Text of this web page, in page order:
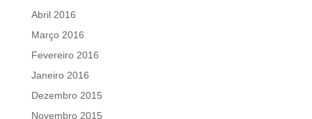
Abril 2016
Março 2016
Fevereiro 2016
Janeiro 2016
Dezembro 2015
Novembro 2015